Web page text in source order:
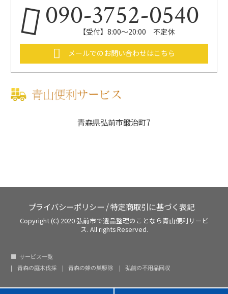
青森県弘前市鍛治町7
090-3752-0540
【受付】8:00～20:00 不定休
メールでのお問い合わせはこちら
プライバシーポリシー /特定商取引に基づく表記
Copyright (C) 2020弘前市で遺品整理のことなら青山便利サービ
ス. All rights Reserved.
サービス一覧
青森の庭木伐採
青森の蜂の巣駆除 弘前の不用品回収